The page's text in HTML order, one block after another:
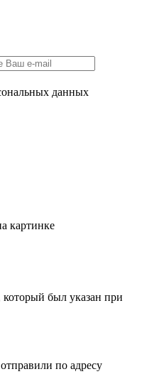
данных
картинке
был указан при
по адресу